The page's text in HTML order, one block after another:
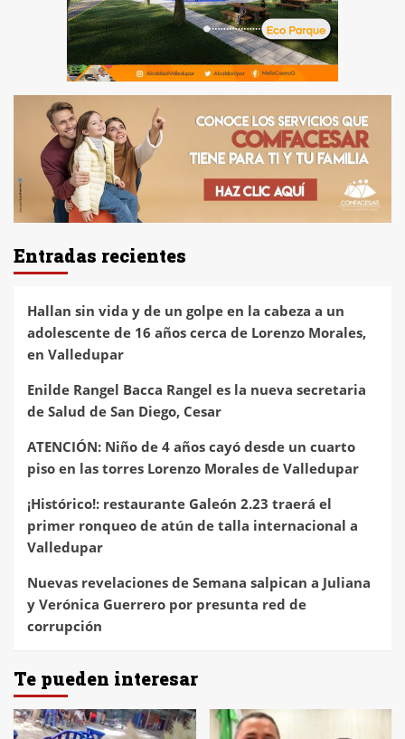
Entradas recientes
Hallan sin vida y de un golpe en la cabeza a un
adolescente de 16 años cerca de Lorenzo Morales,
en Valledupar
Enilde Rangel Bacca Rangel es la nueva secretaria
de Salud de San Diego, Cesar
ATENCIÓN: Niño de 4 años cayó desde un cuarto
piso en las torres Lorenzo Morales de Valledupar
¡Histórico!: restaurante Galeón 2.23 traerá el
primer ronqueo de atún de talla internacional a
Valledupar
Nuevas revelaciones de Semana salpican a Juliana
y Verónica Guerrero por presunta red de
corrupción
Te pueden interesar